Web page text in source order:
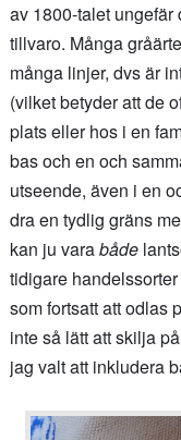
av 1800-talet ungefär
tillvaro. Många
många linjer, dvs är
(vilket betyder att de
plats eller hos i en
bas och en och
utseende, även i en
dra en tydlig gräns
kan ju varabåde
tidigare
som fortsatt att odlas
inte så lätt att skilja
jag valt att inkludera